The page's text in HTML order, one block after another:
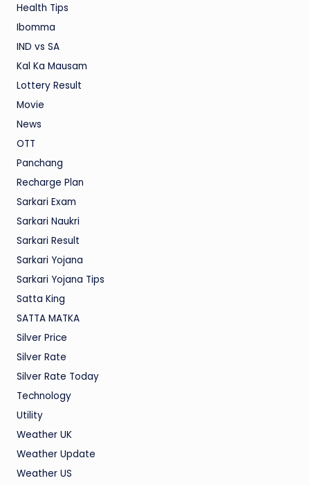
Health Tips
Ibomma
IND vs SA
Kal Ka Mausam
Lottery Result
Movie
News
OTT
Panchang
Recharge Plan
Sarkari Exam
Sarkari Naukri
Sarkari Result
Sarkari Yojana
Sarkari Yojana Tips
Satta King
SATTA MATKA
Silver Price
Silver Rate
Silver Rate Today
Technology
Utility
Weather UK
Weather Update
Weather US